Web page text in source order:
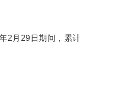
2月29日期间，累计